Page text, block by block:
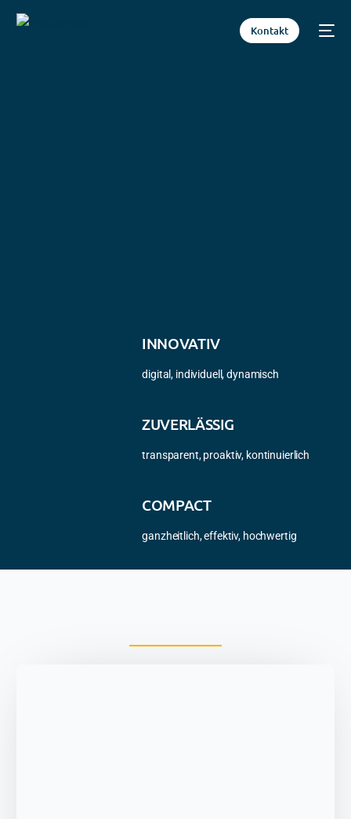
Kontakt
INNOVATIV
digital, individuell, dynamisch
ZUVERLÄSSIG
transparent, proaktiv, kontinuierlich
COMPACT
ganzheitlich, effektiv, hochwertig